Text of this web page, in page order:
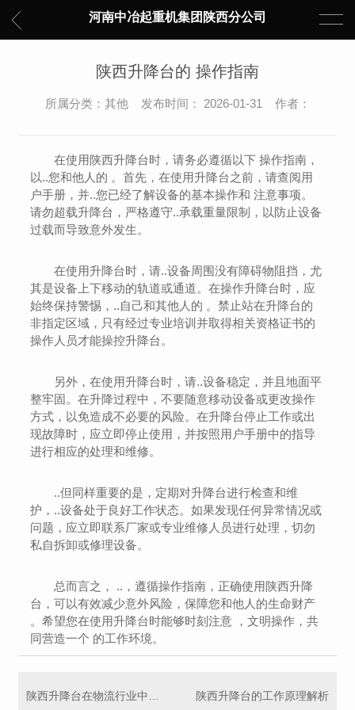
河南中冶起重机集团陕西分公司
陕西升降台的 操作指南
所属分类：其他 发布时间： 2026-01-31 作者：
在使用陕西升降台时，请务必遵循以下 操作指南，
以..您和他人的 。首先，在使用升降台之前，请查阅用
户手册，并..您已经了解设备的基本操作和 注意事项。
请勿超载升降台，严格遵守..承载重量限制，以防止设备
过载而导致意外发生。
在使用升降台时，请..设备周围没有障碍物阻挡，尤
其是设备上下移动的轨道或通道。在操作升降台时，应
始终保持警惕，..自己和其他人的 。禁止站在升降台的
非指定区域，只有经过专业培训并取得相关资格证书的
操作人员才能操控升降台。
另外，在使用升降台时，请..设备稳定，并且地面平
整牢固。在升降过程中，不要随意移动设备或更改操作
方式，以免造成不必要的风险。在升降台停止工作或出
现故障时，应立即停止使用，并按照用户手册中的指导
进行相应的处理和维修。
..但同样重要的是，定期对升降台进行检查和维
护，..设备处于良好工作状态。如果发现任何异常情况或
问题，应立即联系厂家或专业维修人员进行处理，切勿
私自拆卸或修理设备。
总而言之， ..，遵循操作指南，正确使用陕西升降
台，可以有效减少意外风险，保障您和他人的生命财产
。希望您在使用升降台时能够时刻注意 ，文明操作，共
同营造一个 的工作环境。
陕西升降台的工作原理解析